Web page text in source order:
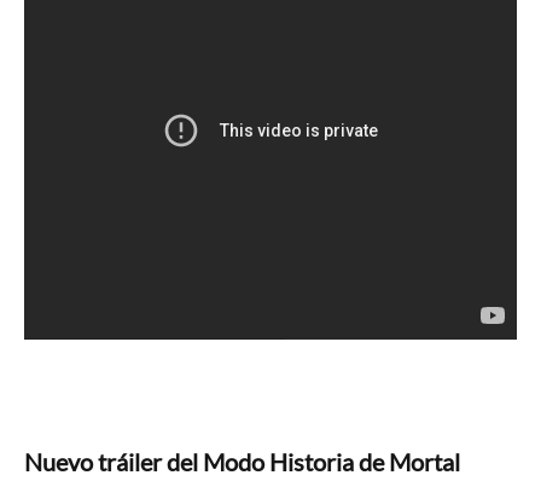
Nuevo tráiler del Modo Historia de Mortal